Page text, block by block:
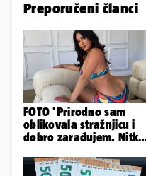
Preporučeni članci
FOTO 'Prirodno sam
oblikovala stražnjicu i
dobro zarađujem. Nitko